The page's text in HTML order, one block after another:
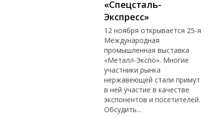
«Спецсталь-
Экспресс»
12 ноября открывается 25-я
Международная
промышленная выставка
«Металл-Экспо». Многие
участники рынка
нержавеющей стали примут
в ней участие в качестве
экспонентов и посетителей.
Обсудить...